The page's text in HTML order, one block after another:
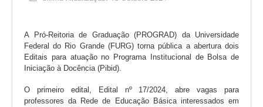
A Pró-Reitoria de Graduação (PROGRAD) da Universidade
Federal do Rio Grande (FURG) torna pública a abertura dois
Editais para atuação no Programa Institucional de Bolsa de
Iniciação à Docência (Pibid).
O primeiro edital, Edital nº 17/2024, abre vagas para
professores da Rede de Educação Básica interessados em